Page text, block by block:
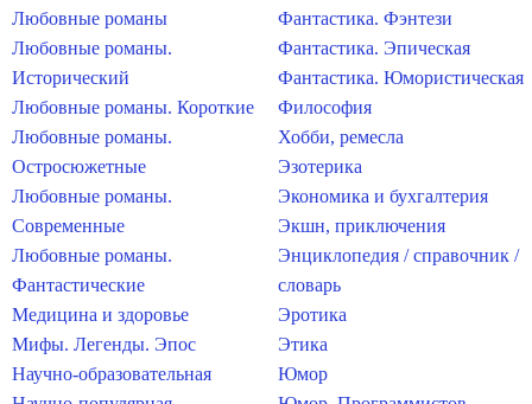
Любовные романы
Любовные романы.
Исторический
Любовные романы. Короткие
Любовные романы.
Остросюжетные
Любовные романы.
Современные
Любовные романы.
Фантастические
Медицина и здоровье
Мифы. Легенды. Эпос
Научно-образовательная
Фантастика. Фэнтези
Фантастика. Эпическая
Фантастика. Юмористическая
Философия
Хобби, ремесла
Эзотерика
Экономика и бухгалтерия
Экшн, приключения
Энциклопедия / справочник /
словарь
Эротика
Этика
Юмор